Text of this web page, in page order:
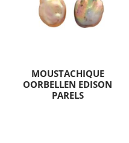
MOUSTACHIQUE
OORBELLEN EDISON
PARELS